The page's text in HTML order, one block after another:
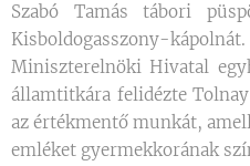
Szabó Tamás tábori
Kisboldogasszony-
Miniszterelnöki Hivatal
államtitkára felidézte
az értékmentő munkát,
emléket gyermekkorának